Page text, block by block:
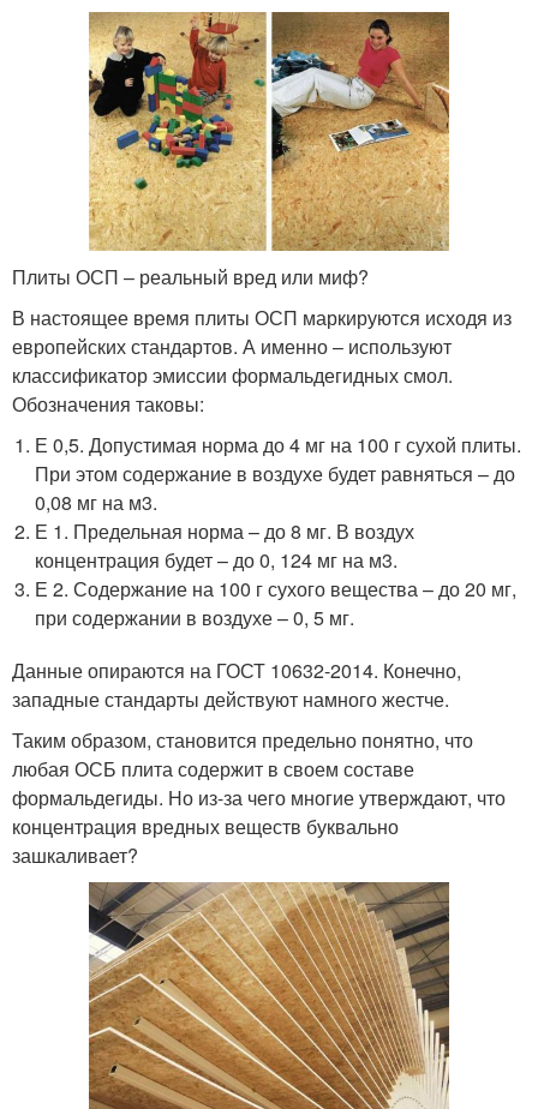
Плиты ОСП – реальный вред или миф?
В настоящее время плиты ОСП маркируются исходя из
европейских стандартов. А именно – используют
классификатор эмиссии формальдегидных смол.
Обозначения таковы:
Е 0,5. Допустимая норма до 4 мг на 100 г сухой плиты.
При этом содержание в воздухе будет равняться – до
0,08 мг на м3.
Е 1. Предельная норма – до 8 мг. В воздух
концентрация будет – до 0, 124 мг на м3.
Е 2. Содержание на 100 г сухого вещества – до 20 мг,
при содержании в воздухе – 0, 5 мг.
Данные опираются на ГОСТ 10632-2014. Конечно,
западные стандарты действуют намного жестче.
Таким образом, становится предельно понятно, что
любая ОСБ плита содержит в своем составе
формальдегиды. Но из-за чего многие утверждают, что
концентрация вредных веществ буквально
зашкаливает?